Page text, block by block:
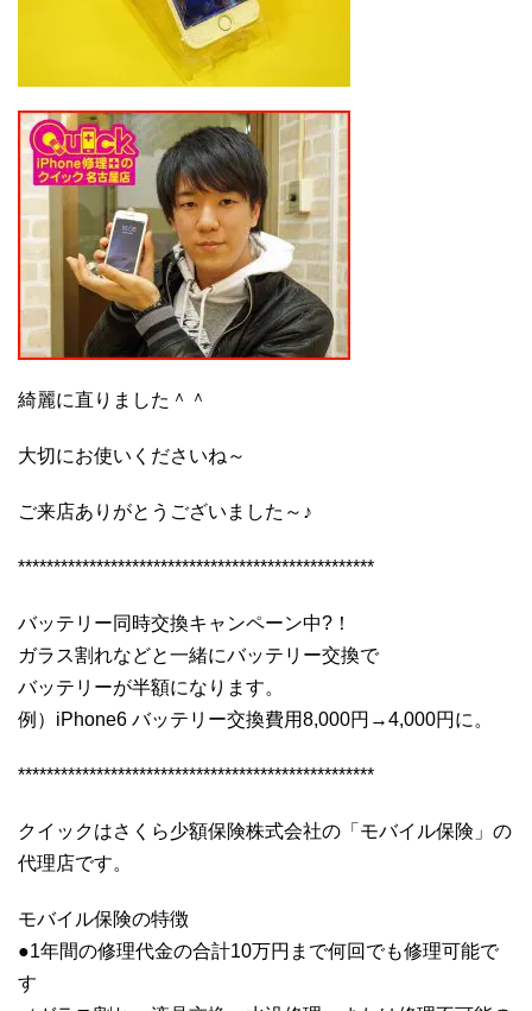
綺麗に直りました＾＾
大切にお使いくださいね～
ご来店ありがとうございました～♪
**************************************************
バッテリー同時交換キャンペーン中?！
ガラス割れなどと一緒にバッテリー交換で
バッテリーが半額になります。
例）iPhone6 バッテリー交換費用8,000円→4,000円に。
**************************************************
クイックはさくら少額保険株式会社の「モバイル保険」の
代理店です。
モバイル保険の特徴
●1年間の修理代金の合計10万円まで何回でも修理可能で
す